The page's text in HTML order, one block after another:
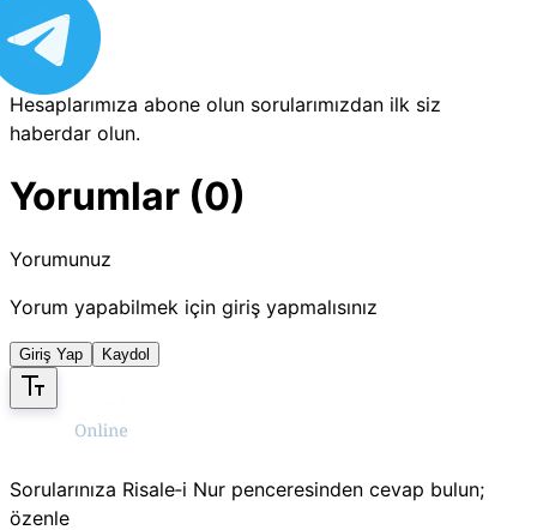
Hesaplarımıza abone olun sorularımızdan ilk siz
haberdar olun.
Yorumlar (0)
Yorumunuz
Yorum yapabilmek için giriş yapmalısınız
Giriş Yap Kaydol
Sorularınıza Risale‑i Nur penceresinden cevap bulun;
özenle